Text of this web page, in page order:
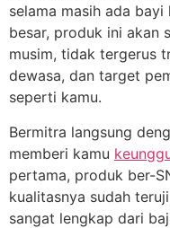
selama masih ada
besar, produk ini akan
musim, tidak tergerus
dewasa, dan target
seperti kamu.
Bermitra langsung
memberi kamu
pertama, produk ber-
kualitasnya sudah
sangat lengkap dari